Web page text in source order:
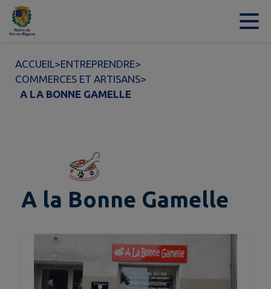
Contenu
ACCUEIL>ENTREPRENDRE>
COMMERCES ET ARTISANS>
A LA BONNE GAMELLE
A la Bonne Gamelle